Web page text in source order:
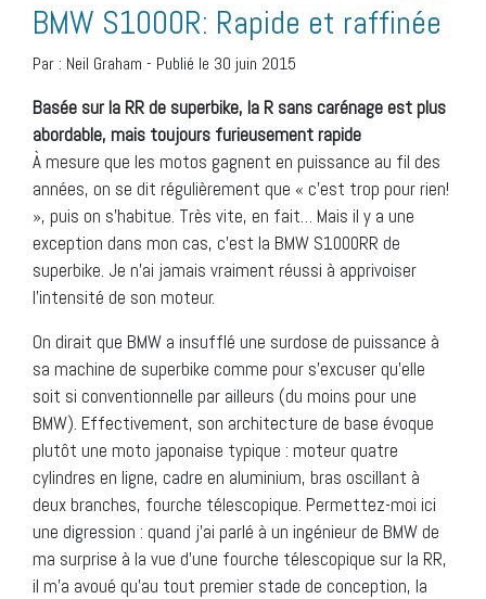
BMW S1000R: Rapide et raffinée
Par : Neil Graham - Publié le 30 juin 2015
Basée sur la RR de superbike, la R sans carénage est plus
abordable, mais toujours furieusement rapide
À mesure que les motos gagnent en puissance au fil des
années, on se dit régulièrement que « c’est trop pour rien!
», puis on s’habitue. Très vite, en fait… Mais il y a une
exception dans mon cas, c’est la BMW S1000RR de
superbike. Je n’ai jamais vraiment réussi à apprivoiser
l’intensité de son moteur.
On dirait que BMW a insufflé une surdose de puissance à
sa machine de superbike comme pour s’excuser qu’elle
soit si conventionnelle par ailleurs (du moins pour une
BMW). Effectivement, son architecture de base évoque
plutôt une moto japonaise typique : moteur quatre
cylindres en ligne, cadre en aluminium, bras oscillant à
deux branches, fourche télescopique. Permettez-moi ici
une digression : quand j’ai parlé à un ingénieur de BMW de
ma surprise à la vue d’une fourche télescopique sur la RR,
il m’a avoué qu’au tout premier stade de conception, la